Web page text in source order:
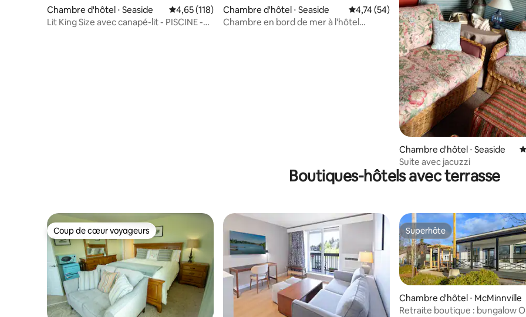
Chambre d'hôtel ⋅ Seaside Évaluation moyenne sur la base de 118 commentaires : 4,65 sur 5
4,65 (118)
Lit King Size avec canapé-lit - PISCINE -
Chambre d'hôtel ⋅ Seaside Évaluation moyenne sur la base de 54
4,74 (54)
Chambre en bord de mer à l'hôtel
Chambre d'hôtel ⋅ Seaside
Suite avec jacuzzi
Boutiques-hôtels avec terrasse
Coup de cœur voyageurs
Coup de cœur voyageurs Superhôte
Superhôte
Chambre d'hôtel ⋅ McMinnville
Retraite boutique : bungalow